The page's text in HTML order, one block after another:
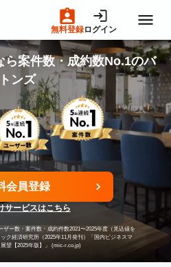
無料登録ログイン
案件数・成約数No.1のバ
トンズ
会員登録
サービスはこちら
ー数・案件数・成約件数2021〜2025年度（見込値を
ク経済研究所（2025年11月発刊）「国内ビジネスマ
望【2025年版】」 (mic-r.co.jp)